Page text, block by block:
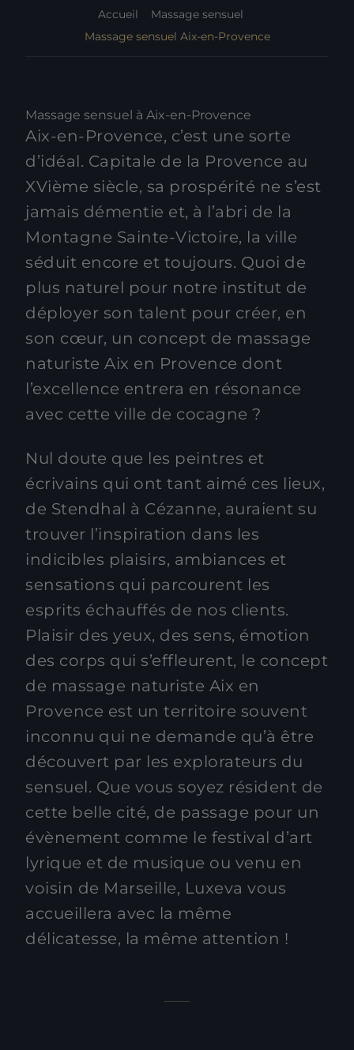
Accueil
Massage sensuel
Massage sensuel Aix-en-Provence
Massage sensuel à Aix-en-Provence
Aix-en-Provence, c’est une sorte
d’idéal. Capitale de la Provence au
XVième siècle, sa prospérité ne s’est
jamais démentie et, à l’abri de la
Montagne Sainte-Victoire, la ville
séduit encore et toujours. Quoi de
plus naturel pour notre institut de
déployer son talent pour créer, en
son cœur, un concept de massage
naturiste Aix en Provence dont
l’excellence entrera en résonance
avec cette ville de cocagne ?
Nul doute que les peintres et
écrivains qui ont tant aimé ces lieux,
de Stendhal à Cézanne, auraient su
trouver l’inspiration dans les
indicibles plaisirs, ambiances et
sensations qui parcourent les
esprits échauffés de nos clients.
Plaisir des yeux, des sens, émotion
des corps qui s’effleurent, le concept
de massage naturiste Aix en
Provence est un territoire souvent
inconnu qui ne demande qu’à être
découvert par les explorateurs du
sensuel. Que vous soyez résident de
cette belle cité, de passage pour un
évènement comme le festival d’art
lyrique et de musique ou venu en
voisin de Marseille, Luxeva vous
accueillera avec la même
délicatesse, la même attention !